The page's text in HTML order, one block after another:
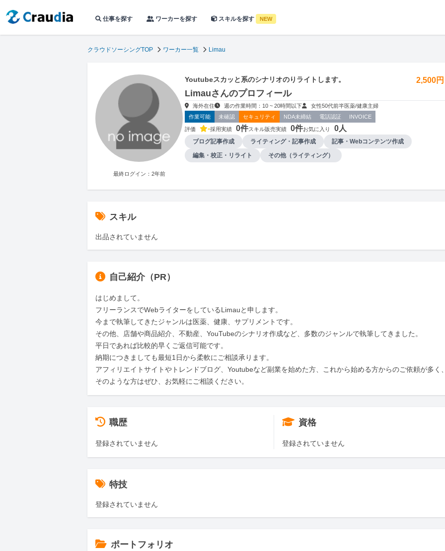
仕事を探す ワーカーを探す スキルを探す NEW
クラウドソーシングTOP ワーカー一覧 Limau
最終ログイン：2年前
Youtubeスカッと系のシナリオのりライトします。 2,500
Limauさんのプロフィール
海外在住 週の作業時間：10 ~ 20時間以下 女性50代前半医薬/健康主婦
作業可能
未確認 セキュリティ NDA未締結 電話認証 INVOICE
評価 -採用実績 0件スキル販売実績 0件お気に入り 0人
ブログ記事作成 ライティング・記事作成
記事・Webコンテンツ作成
編集・校正・リライト
その他（ライティング）
スキル
出品されていません
自己紹介（PR）
はじめまして。
フリーランスでWebライターをしているLimauと申します。
今まで執筆してきたジャンルは医薬、健康、サプリメントです。
その他、店舗や商品紹介、不動産、YouTubeのシナリオ作成など、多数のジャンルで執筆してきました。
平日であれば比較的早くご返信可能です。
納期につきましても最短1日から柔軟にご相談承ります。
アフィリエイトサイトやトレンドブログ、Youtubeなど副業を始めた方、これから始める方からのご依頼が多く
そのような方はぜひ、お気軽にご相談ください。
職歴
登録されていません
資格
登録されていません
特技
登録されていません
ポートフォリオ